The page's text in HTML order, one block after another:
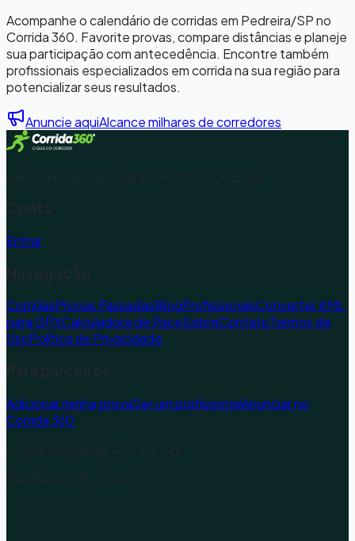
Acompanhe o calendário de corridas em Pedreira/SPno
Corrida 360. Favorite provas, compare distâncias e planeje
sua participação com antecedência. Encontre também
profissionais especializados em corrida na sua região para
potencializar seus resultados.
Anuncie aquiAlcance milhares de corredores
Seu guia completo para corredores no Brasil.
Conta
Entrar
Navegação
CorridasProvas PassadasBlogProfissionaisConverter KML
para GPXCalculadora de PaceSobreContatoTermos de
UsoPolítica de Privacidade
Para parceiros
Adicionar minha provaSer um profissionalAnunciar no
Corrida 360
contato@corrida360.com.br
São Paulo, SP - Brasil